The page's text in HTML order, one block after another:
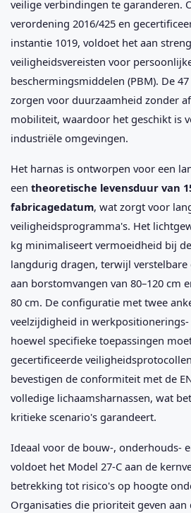
veilige verbindingen te garanderen.
verordening 2016/425 en
instantie 1019, voldoet het aan
veiligheidsvereisten voor
beschermingsmiddelen (PBM). De
zorgen voor duurzaamheid zonder
mobiliteit, waardoor het geschikt is
industriële omgevingen.
Het harnas is ontworpen voor een
een theoretische levensduur van
fabricagedatum, wat zorgt voor
veiligheidsprogramma's. Het
kg minimaliseert vermoeidheid bij
langdurig dragen, terwijl verstelbare
aan borstomvangen van 80–120 cm
80 cm. De configuratie met twee
veelzijdigheid in werkpositionerings-
hoewel specifieke toepassingen
gecertificeerde
bevestigen de conformiteit met de
volledige lichaamsharnassen, wat
kritieke scenario's garandeert.
Ideaal voor de bouw-, onderhouds-
voldoet het Model 27-C aan de
betrekking tot risico's op hoogte
Organisaties die prioriteit geven aan